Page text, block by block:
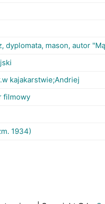
dyplomata, mason, autor
kajakarstwie;Andriej
filmowy
1934)